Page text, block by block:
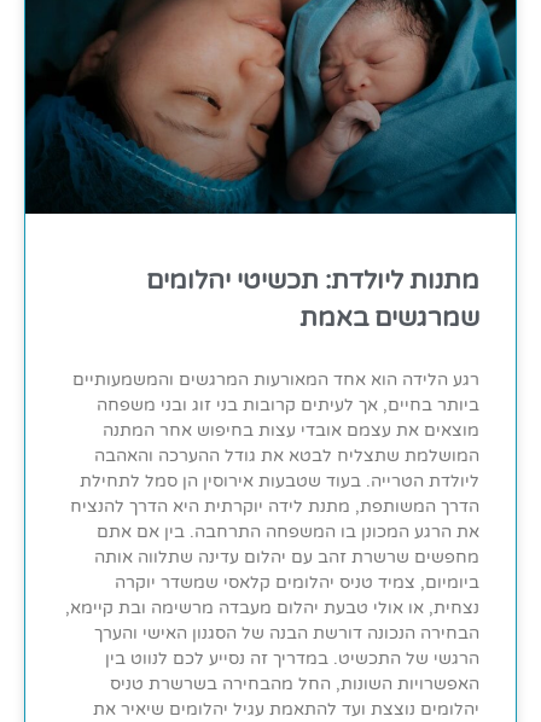
מתנות ליולדת: תכשיטי יהלומים
שמרגשים באמת
רגע הלידה הוא אחד המאורעות המרגשים והמשמעותיים
ביותר בחיים, אך לעיתים קרובות בני זוג ובני משפחה
מוצאים את עצמם אובדי עצות בחיפוש אחר המתנה
המושלמת שתצליח לבטא את גודל ההערכה והאהבה
ליולדת הטרייה. בעוד שטבעות אירוסין הן סמל לתחילת
הדרך המשותפת, מתנת לידה יוקרתית היא הדרך להנציח
את הרגע המכונן בו המשפחה התרחבה. בין אם אתם
מחפשים שרשרת זהב עם יהלום עדינה שתלווה אותה
ביומיום, צמיד טניס יהלומים קלאסי שמשדר יוקרה
נצחית, או אולי טבעת יהלום מעבדה מרשימה ובת קיימא,
הבחירה הנכונה דורשת הבנה של הסגנון האישי והערך
הרגשי של התכשיט. במדריך זה נסייע לכם לנווט בין
האפשרויות השונות, החל מהבחירה בשרשרת טניס
יהלומים נוצצת ועד להתאמת עגיל יהלומים שיאיר את